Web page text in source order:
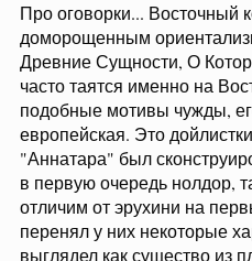
Про оговорки... Восточный
доморощенным
Древние Сущности, О
часто таятся именно на
подобные мотивы чужды,
европейская. Это
"Аннатара" был
в первую очередь нолдор,
отличим от эрухини на
перенял у них некоторые
выглядел как существо из